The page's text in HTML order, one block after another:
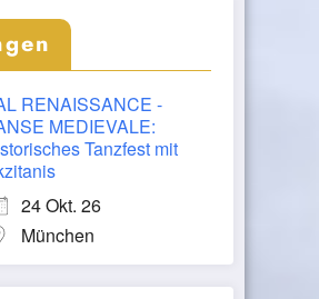
RENAISSANCE -
MEDIEVALE:
Tanzfest mit
24 Okt. 26
München